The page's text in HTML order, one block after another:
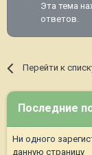
Эта тема
ответов.
Перейти к
Последние
Ни одного
данную страницу